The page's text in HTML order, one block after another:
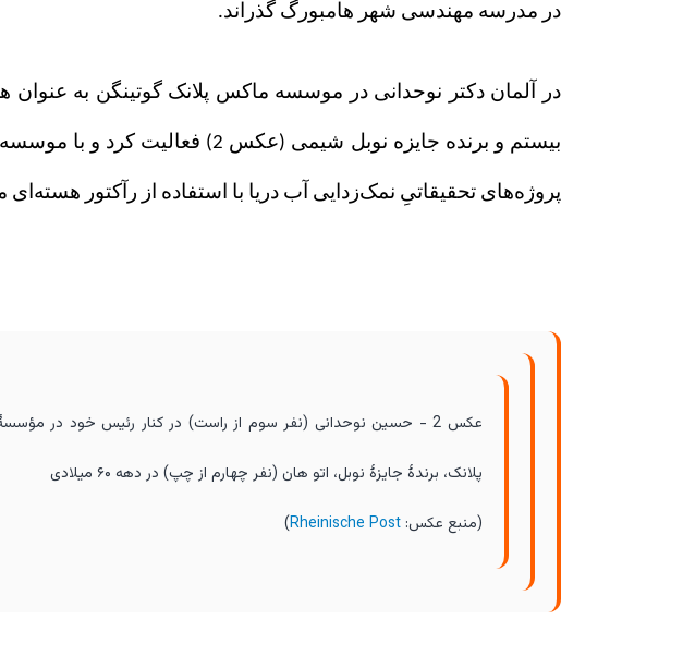
در مدرسه مهندسی شهر هامبورگ گذراند.
پروژه‌های تحقیقاتیِ نمک‌زدایی آب دریا با استفاده از رآکتور
عکس 2 - حسین نوحدانی (نفر سوم از راست) در کنار رئیس خود در
پلانک، برندهٔ جایزهٔ نوبل، اتو هان (نفر چهارم از چپ) در دهه ۶۰ ميلادی
(منبع عکس: Rheinische Post
)